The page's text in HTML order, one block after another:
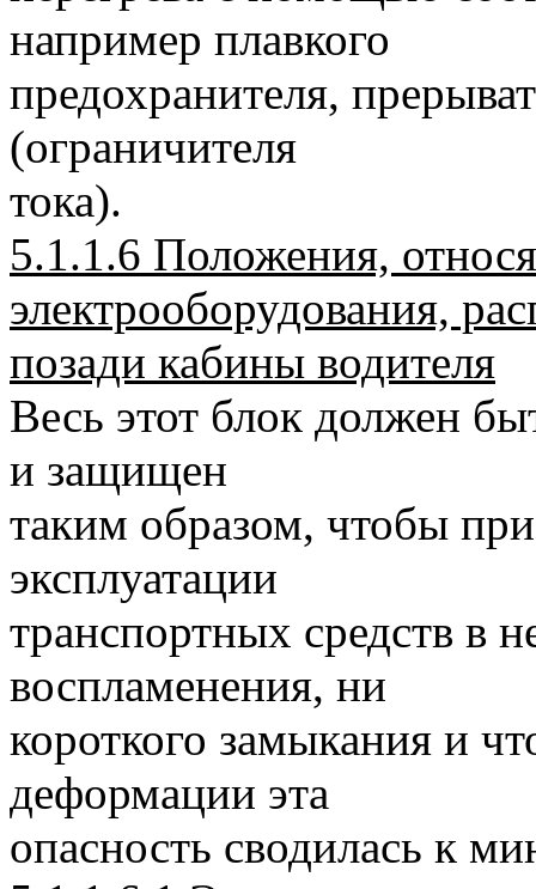
например плавкого
предохранителя,
(ограничителя
тока).
5.1.1.6 Положения,
электрооборудования,
позади кабины водителя
Весь этот блок должен
и защищен
таким образом, чтобы
эксплуатации
транспортных средств в
воспламенения, ни
короткого замыкания и
деформации эта
опасность сводилась к